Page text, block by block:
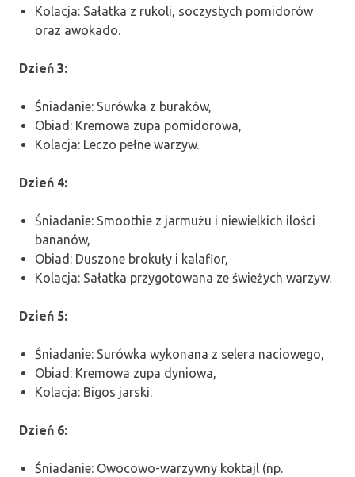
Kolacja: Sałatka z rukoli, soczystych pomidorów
oraz awokado.
Dzień 3:
Śniadanie: Surówka z buraków,
Obiad: Kremowa zupa pomidorowa,
Kolacja: Leczo pełne warzyw.
Dzień 4:
Śniadanie: Smoothie z jarmużu i niewielkich ilości
bananów,
Obiad: Duszone brokuły i kalafior,
Kolacja: Sałatka przygotowana ze świeżych warzyw.
Dzień 5:
Śniadanie: Surówka wykonana z selera naciowego,
Obiad: Kremowa zupa dyniowa,
Kolacja: Bigos jarski.
Dzień 6:
Śniadanie: Owocowo-warzywny koktajl (np.